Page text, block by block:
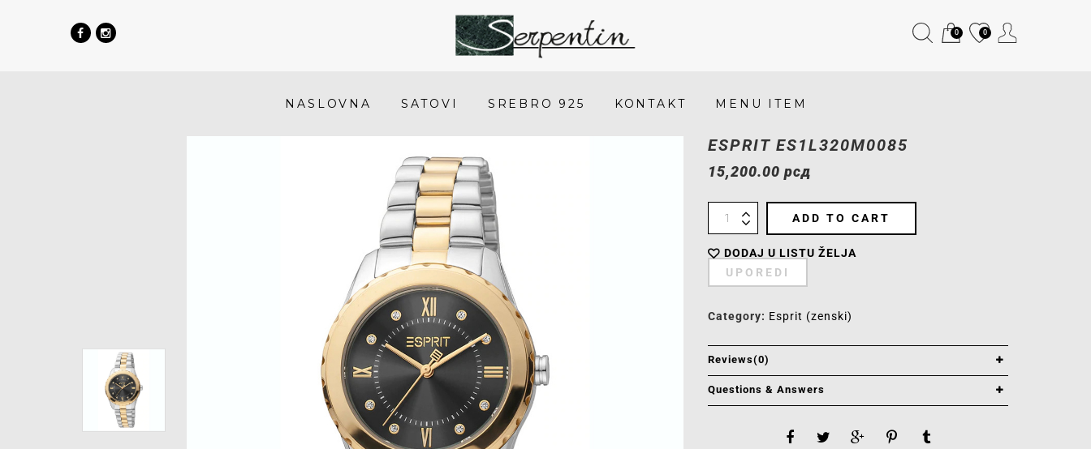
Esprit
ES1L320M0085
-
0 0
NASLOVNA SATOVI SREBRO 925 KONTAKT MENU ITEM
ESPRIT ES1L320M0085
15,200.00 рсд
ADD TO CART
DODAJ U LISTU ŽELJA
UPOREDI
Category: Esprit (zenski)
Reviews(0)
Questions & Answers